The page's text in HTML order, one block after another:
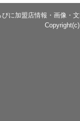
に加盟店情報・画像・